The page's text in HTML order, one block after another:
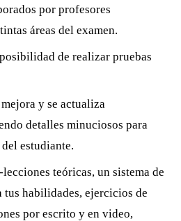
por profesores
áreas del examen.
de realizar pruebas
y se actualiza
detalles minuciosos para
estudiante.
teóricas, un sistema de
tus habilidades, ejercicios de
por escrito y en video,